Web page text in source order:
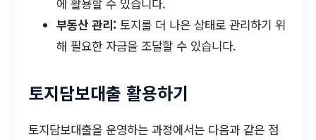
부동산 관리: 토지를 더 나은 상태로 관리하기 위
해 필요한 자금을 조달할 수 있습니다.
토지담보대출 활용하기
토지담보대출을 운영하는 과정에서는 다음과 같은 점